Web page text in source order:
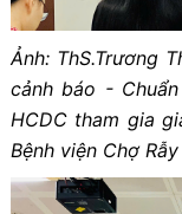
Ảnh: ThS.Trương
cảnh báo -
HCDC tham gia
Bệnh viện Chợ